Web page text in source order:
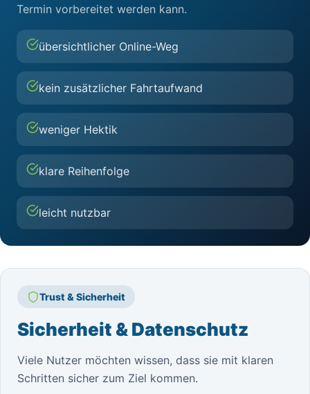
Termin vorbereitet werden kann.
übersichtlicher Online-Weg
kein zusätzlicher Fahrtaufwand
weniger Hektik
klare Reihenfolge
leicht nutzbar
Trust & Sicherheit
Sicherheit & Datenschutz
Viele Nutzer möchten wissen, dass sie mit klaren
Schritten sicher zum Ziel kommen.